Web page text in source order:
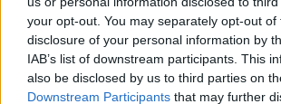
your opt-out. You may separately opt-out of
disclosure of your personal information by
IAB’s list of downstream participants. This
also be disclosed by us to third parties on
Downstream Participants that may further
– Kaip manote, kokias
išmaniosios technologijos